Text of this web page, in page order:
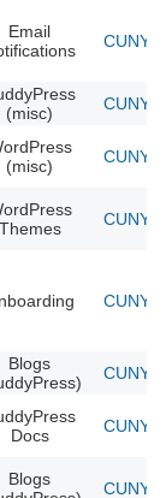
Email
CUNY
(misc)
CUNY
(misc)
CUNY
Themes
CUNY
CUNY
Blogs
CUNY
Docs
CUNY
Blogs
CUNY